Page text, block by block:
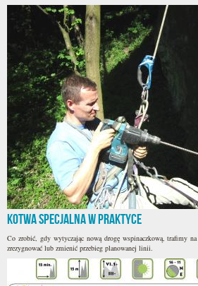
Kotwa specjalna w praktyce
Co zrobić, gdy wytyczając nową drogę wspinaczkową, trafimy na
zrezygnować lub zmienić przebieg planowanej linii.